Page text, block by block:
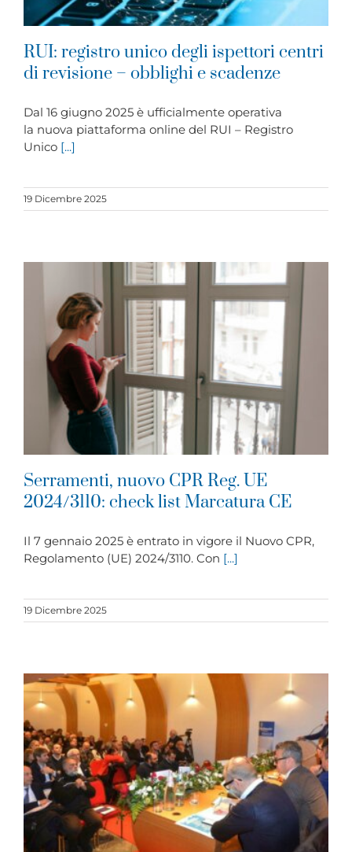
RUI: registro unico degli ispettori centri
di revisione – obblighi e scadenze
Dal 16 giugno 2025 è ufficialmente operativa
la nuova piattaforma online del RUI – Registro
Unico [...]
19 Dicembre 2025
Serramenti, nuovo CPR Reg. UE
2024/3110: check list Marcatura CE
Il 7 gennaio 2025 è entrato in vigore il Nuovo CPR,
Regolamento (UE) 2024/3110. Con [...]
19 Dicembre 2025